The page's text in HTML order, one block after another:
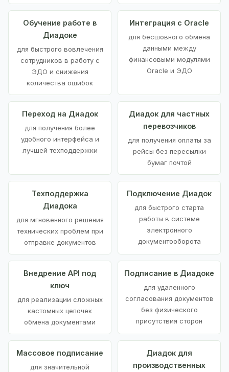
Обучение работе в
Диадоке
для быстрого вовлечения
сотрудников в работу с
ЭДО и снижения
количества ошибок
Интеграция с Oracle
для бесшовного обмена
данными между
финансовыми модулями
Oracle и ЭДО
Переход на Диадок
для получения более
удобного интерфейса и
лучшей техподдержки
Диадок для частных
перевозчиков
для получения оплаты за
рейсы без пересылки
бумаг почтой
Техподдержка
Диадока
для мгновенного решения
технических проблем при
отправке документов
Подключение Диадок
для быстрого старта
работы в системе
электронного
документооборота
Внедрение API под
ключ
для реализации сложных
кастомных цепочек
обмена документами
Подписание в Диадоке
для удаленного
согласования документов
без физического
присутствия сторон
Массовое подписание
для значительной
Диадок для
производственных